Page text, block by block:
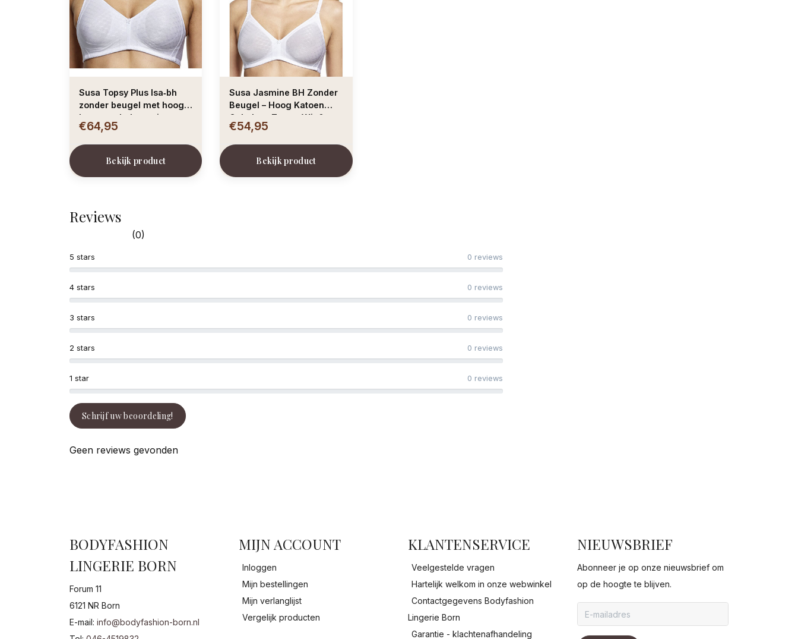
Susa Topsy Plus Isa‑bh
zonder beugel met hoog
katoengehalte – wit
€64,95
Bekijk product
Susa Jasmine BH Zonder
Beugel – Hoog Katoen
Gehalte – Zwart, Wit &
Huid
€54,95
Bekijk product
Reviews
(0)
1 star 0 reviews
2 stars 0 reviews
3 stars 0 reviews
4 stars 0 reviews
5 stars 0 reviews
Schrijf uw beoordeling!
Geen reviews gevonden
BODYFASHION
LINGERIE BORN
Forum 11
6121 NR Born
E-mail: info@bodyfashion-born.nl
MIJN ACCOUNT
Inloggen
Mijn bestellingen
Mijn verlanglijst
Vergelijk producten
KLANTENSERVICE
Veelgestelde vragen
Hartelijk welkom in onze webwinkel
Contactgegevens Bodyfashion
Lingerie Born
Garantie - klachtenafhandeling
NIEUWSBRIEF
Abonneer je op onze nieuwsbrief om
op de hoogte te blijven.